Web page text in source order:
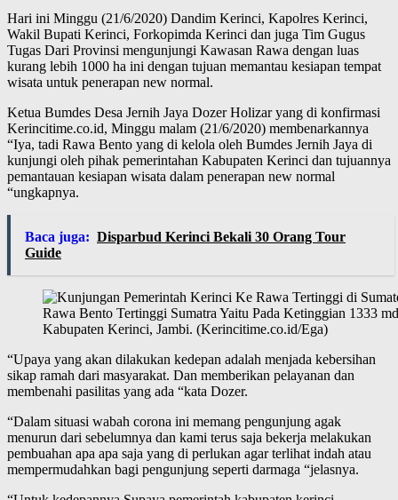
Hari ini Minggu (21/6/2020) Dandim Kerinci, Kapolres Kerinci,
Wakil Bupati Kerinci, Forkopimda Kerinci dan juga Tim Gugus
Tugas Dari Provinsi mengunjungi Kawasan Rawa dengan luas
kurang lebih 1000 ha ini dengan tujuan memantau kesiapan tempat
wisata untuk penerapan new normal.
Ketua Bumdes Desa Jernih Jaya Dozer Holizar yang di konfirmasi
Kerincitime.co.id, Minggu malam (21/6/2020) membenarkannya
“Iya, tadi Rawa Bento yang di kelola oleh Bumdes Jernih Jaya di
kunjungi oleh pihak pemerintahan Kabupaten Kerinci dan tujuannya
pemantauan kesiapan wisata dalam penerapan new normal
“ungkapnya.
Baca juga: Disparbud Kerinci Bekali 30 Orang Tour
Guide
Rawa Bento Tertinggi Sumatra Yaitu Pada Ketinggian 1333
Kabupaten Kerinci, Jambi. (Kerincitime.co.id/Ega)
“Upaya yang akan dilakukan kedepan adalah menjada kebersihan
sikap ramah dari masyarakat. Dan memberikan pelayanan dan
membenahi pasilitas yang ada “kata Dozer.
“Dalam situasi wabah corona ini memang pengunjung agak
menurun dari sebelumnya dan kami terus saja bekerja melakukan
pembuahan apa apa saja yang di perlukan agar terlihat indah atau
mempermudahkan bagi pengunjung seperti darmaga “jelasnya.